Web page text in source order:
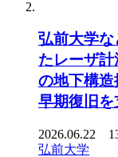
弘前大学
たレーザ
の地下構
早期復旧を
2026.06.22
弘前大学